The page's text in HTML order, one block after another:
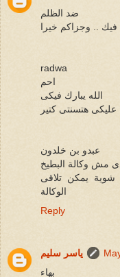
ضد الظلم
فيك .. وجزاكم خيرا
radwa
احم
الله يبارك فيكى
عليكى هتسنتى كتير
عبدو بن خلدون
يمكن تلاقى
الوكالة
Reply
ياسر سليم
بهاء